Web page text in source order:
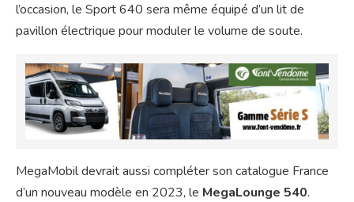
l’occasion, le Sport 640 sera même équipé d’un lit de
pavillon électrique pour moduler le volume de soute.
MegaMobil devrait aussi compléter son catalogue France
d’un nouveau modèle en 2023, le MegaLounge 540.